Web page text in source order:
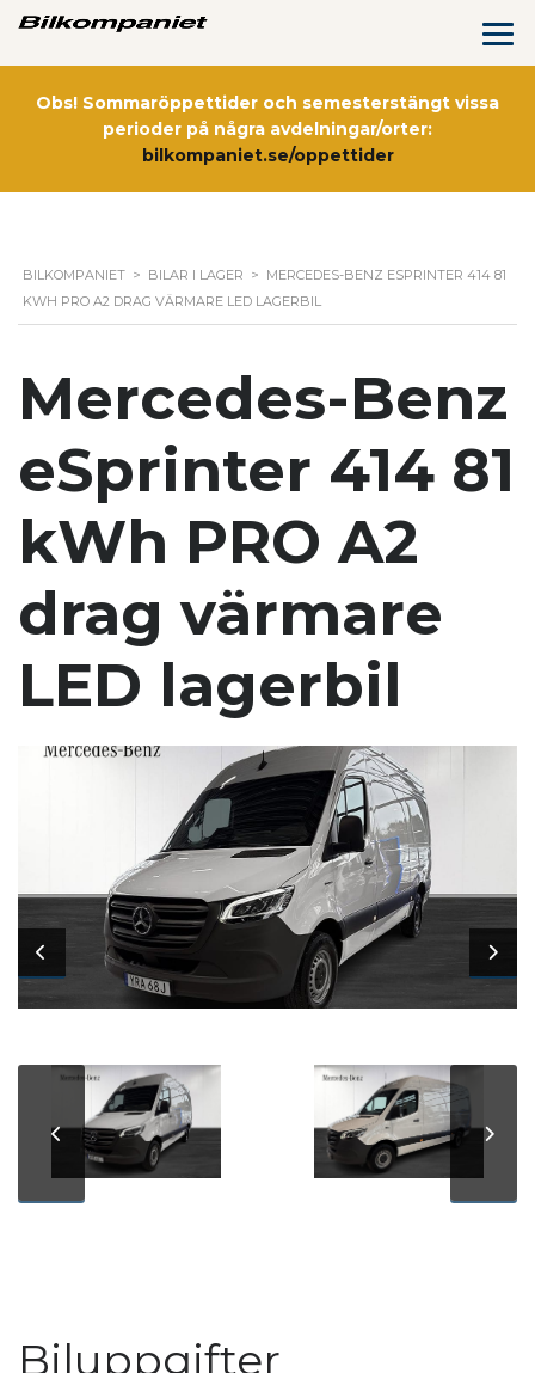
Obs! Sommaröppettider och semesterstängt vissa
perioder på några avdelningar/orter:
bilkompaniet.se/oppettider
BILKOMPANIET > BILAR I LAGER > MERCEDES-BENZ ESPRINTER 414 81
KWH PRO A2 DRAG VÄRMARE LED LAGERBIL
Mercedes-Benz
eSprinter 414 81
kWh PRO A2
drag värmare
LED lagerbil
Biluppgifter